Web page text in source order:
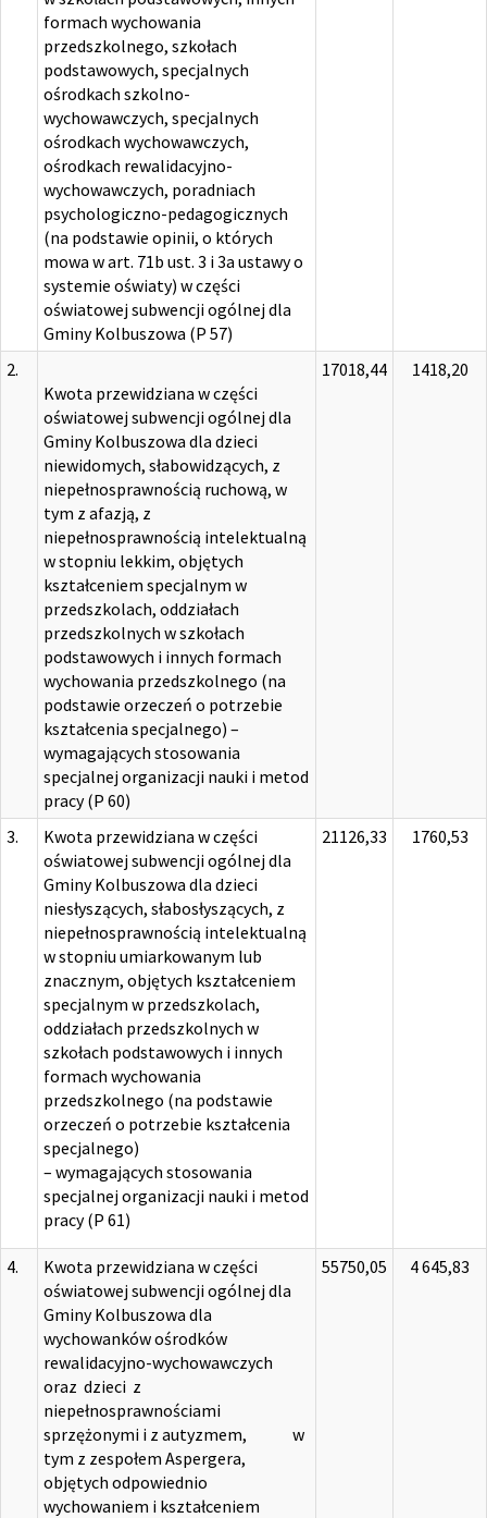
formach wychowania
przedszkolnego, szkołach
podstawowych, specjalnych
ośrodkach szkolno-
wychowawczych, specjalnych
ośrodkach wychowawczych,
ośrodkach rewalidacyjno-
wychowawczych, poradniach
psychologiczno-pedagogicznych
(na podstawie opinii, o których
mowa w art. 71b ust. 3 i 3a ustawy o
systemie oświaty) w części
oświatowej subwencji ogólnej dla
Gminy Kolbuszowa (P 57)
2.
Kwota przewidziana w części
oświatowej subwencji ogólnej dla
Gminy Kolbuszowa dla dzieci
niewidomych, słabowidzących, z
niepełnosprawnością ruchową, w
tym z afazją, z
niepełnosprawnością intelektualną
w stopniu lekkim, objętych
kształceniem specjalnym w
przedszkolach, oddziałach
przedszkolnych w szkołach
podstawowych i innych formach
wychowania przedszkolnego (na
podstawie orzeczeń o potrzebie
kształcenia specjalnego) –
wymagających stosowania
specjalnej organizacji nauki i metod
pracy (P 60)
17018,44 1418,20
3.
Kwota przewidziana w części
oświatowej subwencji ogólnej dla
Gminy Kolbuszowa dla dzieci
niesłyszących, słabosłyszących, z
niepełnosprawnością intelektualną
w stopniu umiarkowanym lub
znacznym, objętych kształceniem
specjalnym w przedszkolach,
oddziałach przedszkolnych w
szkołach podstawowych i innych
formach wychowania
przedszkolnego (na podstawie
orzeczeń o potrzebie kształcenia
specjalnego)
– wymagających stosowania
specjalnej organizacji nauki i metod
pracy (P 61)
21126,33 1760,53
4.
Kwota przewidziana w części
oświatowej subwencji ogólnej dla
Gminy Kolbuszowa dla
wychowanków ośrodków
rewalidacyjno-wychowawczych
oraz dzieci z
niepełnosprawnościami
sprzężonymi i z autyzmem, w
tym z zespołem Aspergera,
objętych odpowiednio
wychowaniem i kształceniem
55750,05 4 645,83